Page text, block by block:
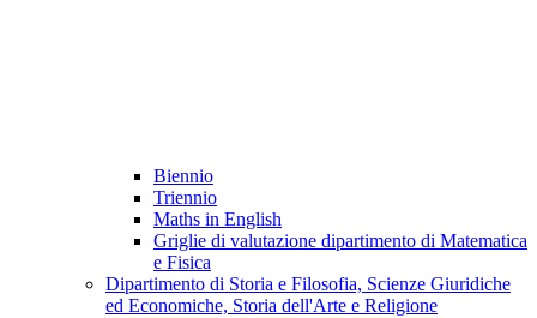
Biennio
Triennio
Maths in English
Griglie di valutazione dipartimento di Matematica
e Fisica
Dipartimento di Storia e Filosofia, Scienze Giuridiche
ed Economiche, Storia dell'Arte e Religione